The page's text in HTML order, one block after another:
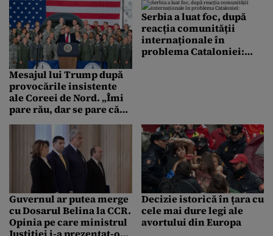
Este o criză în domeniul
sănătății
Mesajul lui Trump după
provocările insistente
ale Coreei de Nord. „Îmi
pare rău, dar se pare că
funcționa”
Serbia a luat foc, după
reacția comunității
internaționale în
problema Cataloniei:
Guvernul ar putea merge
cu Dosarul Belina la CCR.
Opinia pe care ministrul
Decizie istorică în țara cu
cele mai dure legi ale
avortului din Europa